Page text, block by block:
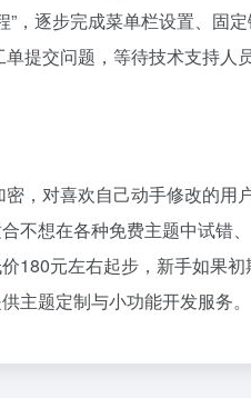
”，逐步完成菜单栏设置、固
提交问题，等待技术支持人
，对喜欢自己动手修改的用
不想在各种免费主题中试错
180元左右起步，新手如果初
主题定制与小功能开发服务。